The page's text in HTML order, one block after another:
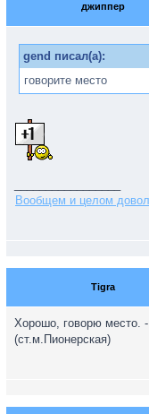
джиппер
gend писал(а):
говорите место
Вообщем и целом
Tigra
Хорошо, говорю место.
(ст.м.Пионерская)